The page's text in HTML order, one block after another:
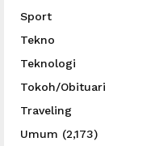
Sport
Tekno
Teknologi
Tokoh/Obituari
Traveling
Umum (2,173)